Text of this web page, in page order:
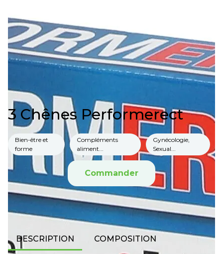
3 Chênes Performerect
Bien-être et
forme
Compléments
aliment...
Gynécologie,
Sexual...
Commander
DESCRIPTION COMPOSITION